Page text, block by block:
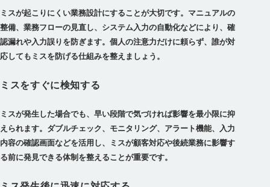
ミスが起こりにくい業務設計にすることが大切です。マニュアルの
整備、業務フローの見直し、システム入力の自動化などにより、確
認漏れや入力誤りを防ぎます。個人の注意力だけに頼らず、誰が対
応してもミスを防げる仕組みを整えましょう。
ミスをすぐに検知する
ミスが発生した場合でも、早い段階で気づければ影響を最小限に抑
えられます。ダブルチェック、モニタリング、アラート機能、入力
内容の確認画面などを活用し、ミスが顧客対応や後続業務に影響す
る前に発見できる体制を整えることが重要です。